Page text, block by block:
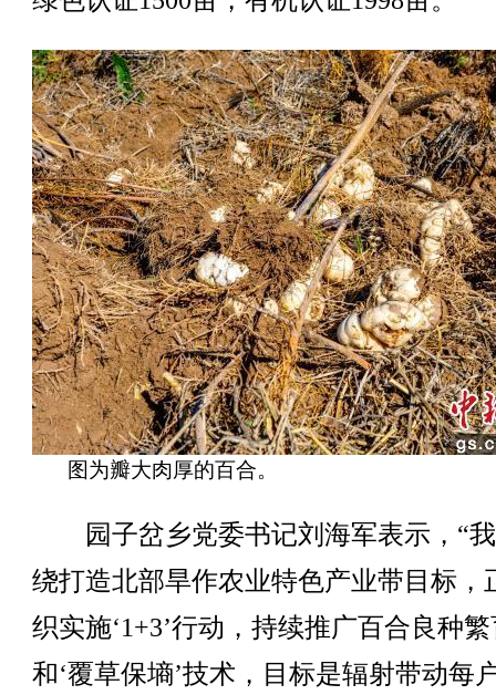
图为瓣大肉厚的百合。
园子岔乡党委书记刘海军表示，“
绕打造北部旱作农业特色产业带目标，
织实施‘1+3’行动，持续推广百合良种
和‘覆草保墒’技术，目标是辐射带动每